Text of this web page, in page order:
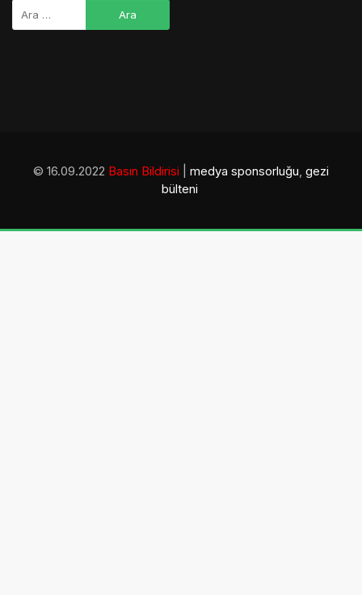
© 16.09.2022 Basın Bildirisi medya sponsorluğu, gezi
bülteni